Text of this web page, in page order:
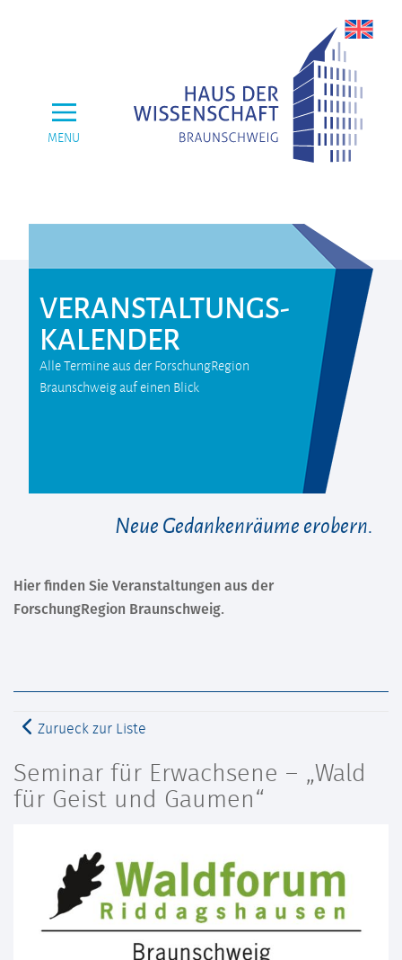
MENU
VERANSTALTUNGS­
KALENDER
Alle Termine aus der ForschungRegion
Braunschweig auf einen Blick
Neue Gedankenräume erobern.
Hier finden Sie Veranstaltungen aus der
ForschungRegion Braunschweig.
Zurueck zur Liste
Seminar für Erwachsene – „Wald
für Geist und Gaumen“